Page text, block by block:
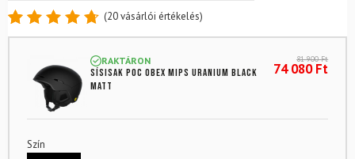
Értékelés
az 5-
ből,
20
értékelés
alapján
(20vásárlói értékelés)
RAKTÁRON
Sísisak POC Obex MIPS Uranium Black
Matt
81 900Ft
74 080Ft
Szín